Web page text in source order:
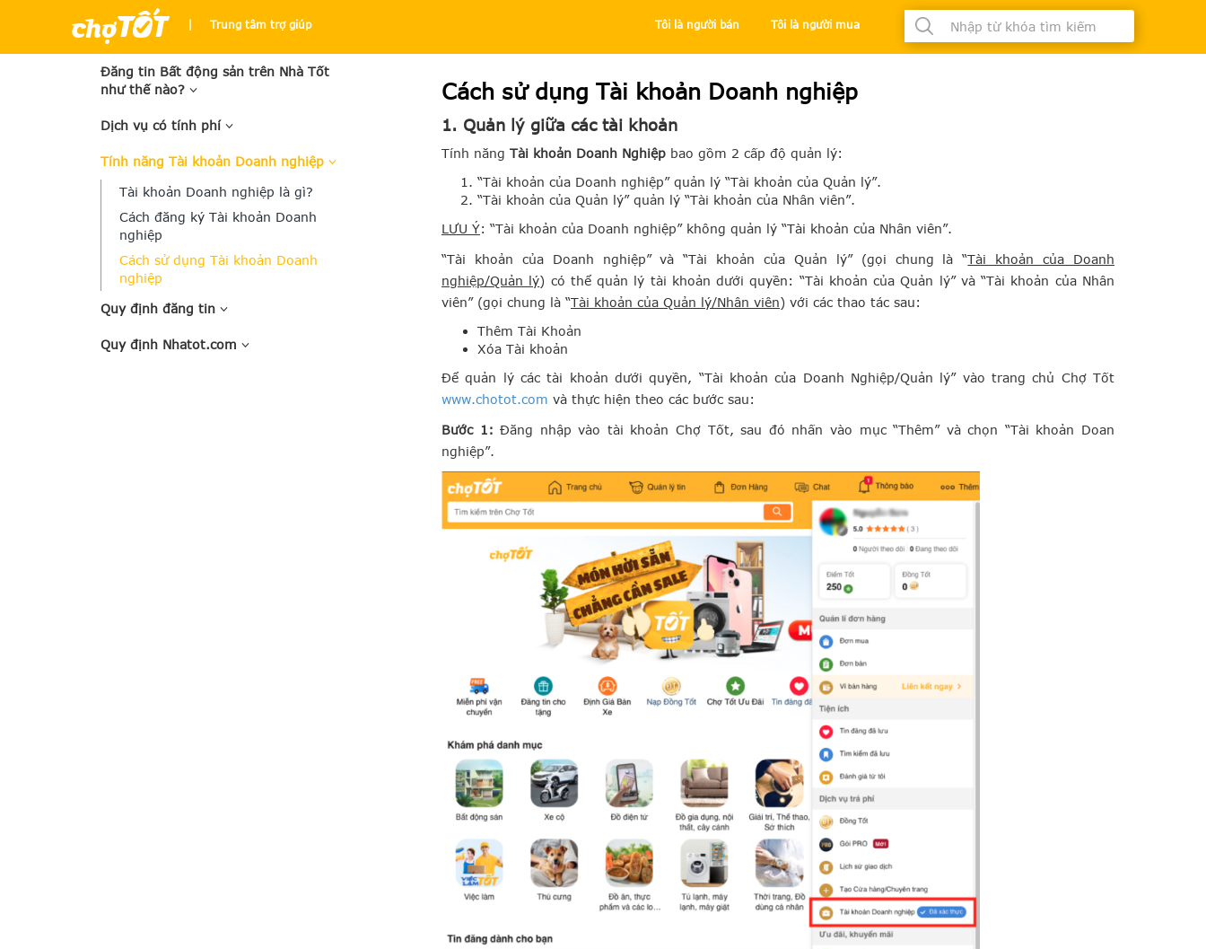
Trung tâm trợ giúp Tôi là người bán Tôi là người mua
Đăng tin Bất động sản trên Nhà Tốt
như thế nào?
Dịch vụ có tính phí
Tính năng Tài khoản Doanh nghiệp
Tài khoản Doanh nghiệp là gì?
Cách đăng ký Tài khoản Doanh
nghiệp
Cách sử dụng Tài khoản Doanh
nghiệp
Quy định đăng tin
Quy định Nhatot.com
Cách sử dụng Tài khoản Doanh nghiệp
1. Quản lý giữa các tài khoản
Tính năng Tài khoản Doanh Nghiệp bao gồm 2 cấp độ quản lý:
“Tài khoản của Doanh nghiệp” quản lý “Tài khoản của Quản lý”.
“Tài khoản của Quản lý” quản lý “Tài khoản của Nhân viên”.
LƯU Ý: “Tài khoản của Doanh nghiệp” không quản lý “Tài khoản của Nhân viên”.
“Tài khoản của Doanh nghiệp” và “Tài khoản của Quản lý” (gọi chung là “Tài khoản của Doanh
nghiệp/Quản lý) có thể quản lý tài khoản dưới quyền: “Tài khoản của Quản lý” và “Tài khoản của Nhân
viên” (gọi chung là “Tài khoản của Quản lý/Nhân viên) với các thao tác sau:
Thêm Tài Khoản
Xóa Tài khoản
Để quản lý các tài khoản dưới quyền, “Tài khoản của Doanh Nghiệp/Quản lý”vào trang chủ Chợ Tốt
www.chotot.com và thực hiện theo các bước sau:
Bước 1:Đăng nhập vào tài khoản Chợ Tốt, sau đó nhấn vào mục “Thêm” và chọn “Tài khoản Doan
nghiệp”.